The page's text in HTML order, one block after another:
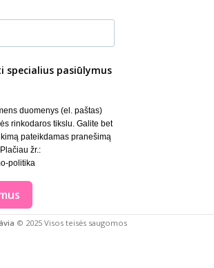
specialius pasiūlymus
duomenys (el. paštas)
rinkodaros tikslu. Galite bet
pateikdamas pranešimą
žr.:
politika
© 2025 Visos teisės saugomos